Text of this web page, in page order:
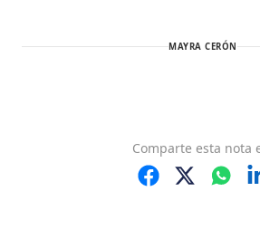
MAYRA CERÓN
Comparte esta nota